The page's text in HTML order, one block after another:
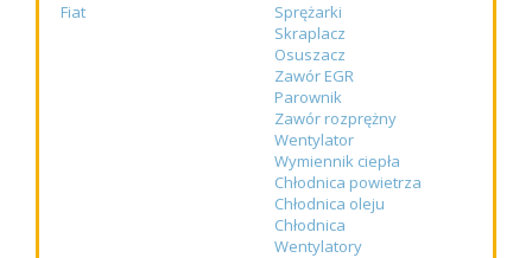
Fiat
Sprężarki
Skraplacz
Osuszacz
Zawór EGR
Parownik
Zawór rozprężny
Wentylator
Wymiennik ciepła
Chłodnica powietrza
Chłodnica oleju
Chłodnica
Wentylatory